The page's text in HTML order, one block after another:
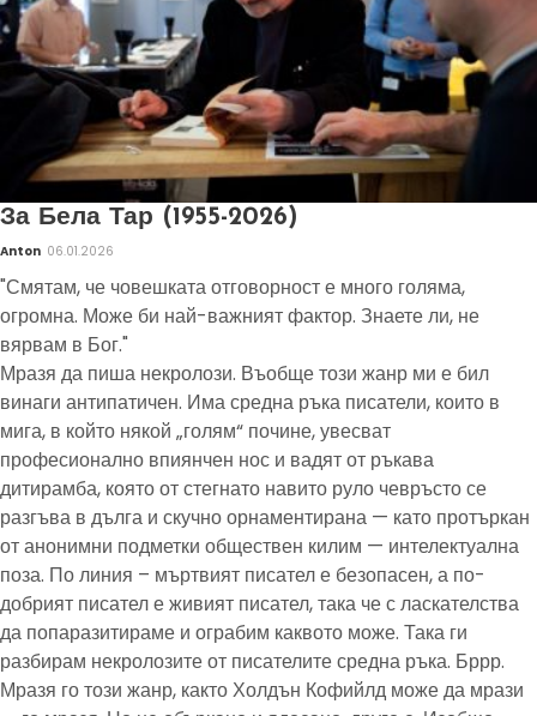
За Бела Тар (1955-2026)
Anton 06.01.2026
"Смятам, че човешката отговорност е много голяма,
огромна. Може би най-важният фактор. Знаете ли, не
вярвам в Бог."
Мразя да пиша некролози. Въобще този жанр ми е бил
винаги антипатичен. Има средна ръка писатели, които в
мига, в който някой „голям“ почине, увесват
професионално впиянчен нос и вадят от ръкава
дитирамба, която от стегнато навито руло чевръсто се
разгъва в дълга и скучно орнаментирана — като протъркан
от анонимни подметки обществен килим — интелектуална
поза. По линия – мъртвият писател е безопасен, а по-
добрият писател е живият писател, така че с ласкателства
да попаразитираме и ограбим каквото може. Така ги
разбирам некролозите от писателите средна ръка. Бррр.
Мразя го този жанр, както Холдън Кофийлд може да мрази